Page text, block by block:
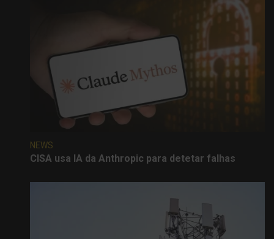
NEWS
CISA usa IA da Anthropic para detetar falhas